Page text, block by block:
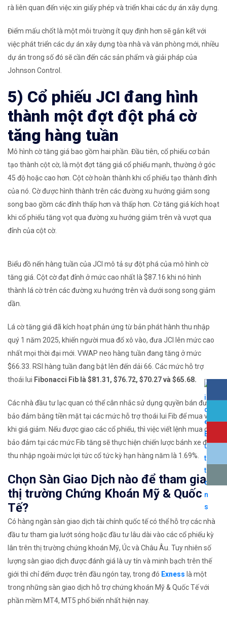
rà liên quan đến việc xin giấy phép và triển khai các dự án xây dựng.
Điểm mấu chốt là một môi trường ít quy định hơn sẽ gắn kết với
việc phát triển các dự án xây dựng tòa nhà và văn phòng mới, nhiều
dự án trong số đó sẽ cần đến các sản phẩm và giải pháp của
Johnson Control.
5) Cổ phiếu JCI đang hình
thành một đợt đột phá cờ
tăng hàng tuần
Mô hình cờ tăng giá bao gồm hai phần. Đầu tiên, cổ phiếu cơ bản
tạo thành cột cờ, là một đợt tăng giá cổ phiếu mạnh, thường ở góc
45 độ hoặc cao hơn. Cột cờ hoàn thành khi cổ phiếu tạo thành đỉnh
của nó. Cờ được hình thành trên các đường xu hướng giảm song
song bao gồm các đỉnh thấp hơn và thấp hơn. Cờ tăng giá kích hoạt
khi cổ phiếu tăng vọt qua đường xu hướng giảm trên và vượt qua
đỉnh của cột cờ.
Biểu đồ nến hàng tuần của JCI mô tả sự đột phá của mô hình cờ
tăng giá. Cột cờ đạt đỉnh ở mức cao nhất là $87.16 khi nó hình
thành lá cờ trên các đường xu hướng trên và dưới song song giảm
dần.
Lá cờ tăng giá đã kích hoạt phản ứng từ bản phát hành thu nhập
quý 1 năm 2025, khiến người mua đổ xô vào, đưa JCI lên mức cao
nhất mọi thời đại mới. VWAP neo hàng tuần đang tăng ở mức
$66.33. RSI hàng tuần đang bật lên đến dải 66. Các mức hỗ trợ
thoái lui Fibonacci Fib là $81.31, $76.72, $70.27 và $65.68.
Các nhà đầu tư lạc quan có thể cân nhắc sử dụng quyền bán được
bảo đảm bằng tiền mặt tại các mức hỗ trợ thoái lui Fib để mua vào
khi giá giảm. Nếu được giao các cổ phiếu, thì việc viết lệnh mua có
bảo đảm tại các mức Fib tăng sẽ thực hiện chiến lược bánh xe để có
thu nhập ngoài mức lợi tức cổ tức kỳ hạn hàng năm là 1.69%.
Chọn Sàn Giao Dịch nào để tham gia
thị trường Chứng Khoán Mỹ & Quốc
Tế?
Có hàng ngàn sàn giao dịch tài chính quốc tế có thể hỗ trợ các nhà
đầu tư tham gia lướt sóng hoặc đầu tư lâu dài vào các cổ phiếu kỳ
lân trên thị trường chứng khoán Mỹ, Úc và Châu Âu. Tuy nhiên số
lượng sàn giao dịch được đánh giá là uy tín và minh bạch trên thế
giới thì chỉ đếm được trên đầu ngón tay, trong đó Exness là một
trong những sàn giao dịch hỗ trợ chứng khoán Mỹ & Quốc Tế với
phần mềm MT4, MT5 phổ biến nhất hiện nay.